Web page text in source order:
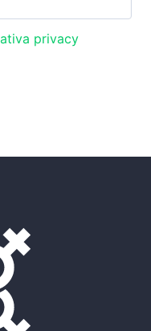
privacy